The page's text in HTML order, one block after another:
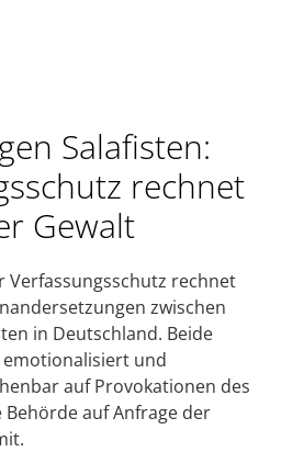
Salafisten:
rechnet
Gewalt
Verfassungsschutz rechnet
zwischen
in Deutschland. Beide
emotionalisiert und
auf Provokationen des
Behörde auf Anfrage der